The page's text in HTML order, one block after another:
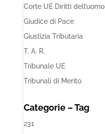
Corte UE Diritti dell’uomo
Giudice di Pace
Giustizia Tributaria
T. A. R.
Tribunale UE
Tribunali di Merito
Categorie – Tag
231